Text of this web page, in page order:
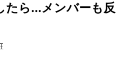
たら...メンバーも反